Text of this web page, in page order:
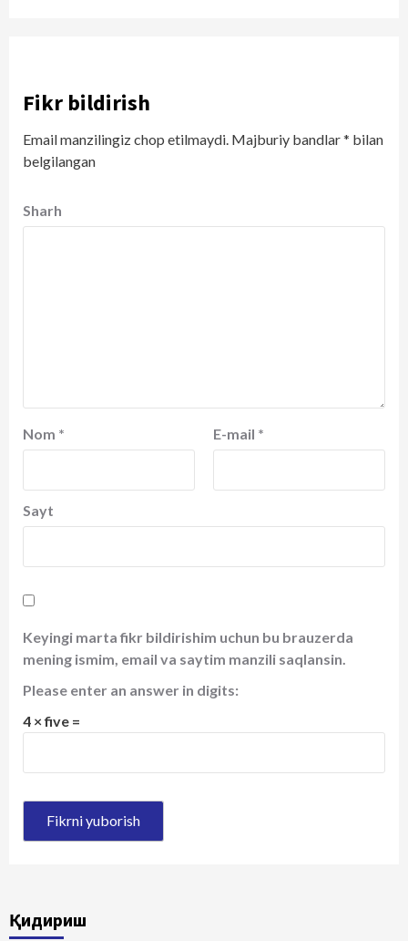
Fikr bildirish
Email manzilingiz chop etilmaydi. Majburiy bandlar* bilan
belgilangan
Sharh
Nom * E-mail *
Sayt
Keyingi marta fikr bildirishim uchun bu brauzerda
mening ismim, email va saytim manzili saqlansin.
Please enter an answer in digits:
4 × five =
Қидириш